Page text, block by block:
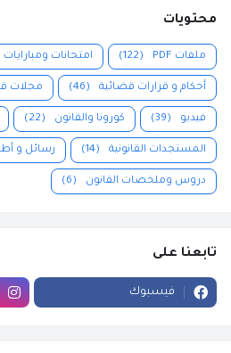
محتويات
ملفات PDF (122) امتحانات ومبارايات
أحكام و قرارات قضائية (46) مجلات
فيديو (39) كورونا والقانون (22)
المستجدات القانونية (14) رسائل و
دروس وملخصات القانون (6)
تابعنا على
فيسبوك